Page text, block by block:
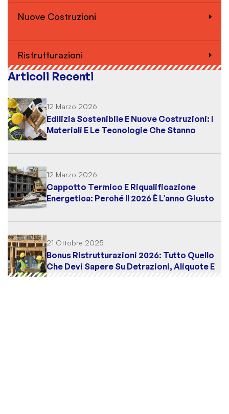
Nuove Costruzioni
Ristrutturazioni
Articoli Recenti
12 Marzo 2026
Edilizia Sostenibile E Nuove Costruzioni: I
Materiali E Le Tecnologie Che Stanno
12 Marzo 2026
Cappotto Termico E Riqualificazione
Energetica: Perché Il 2026 È L’anno Giusto
21 Ottobre 2025
Bonus Ristrutturazioni 2026: Tutto Quello
Che Devi Sapere Su Detrazioni, Aliquote E